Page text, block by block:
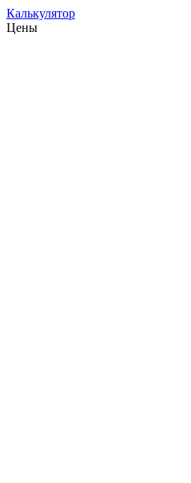
Калькулятор
Цены